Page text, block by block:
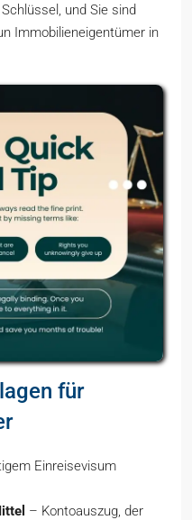
und Sie sind
Immobilieneigentümer in
für
Einreisevisum
– Kontoauszug, der